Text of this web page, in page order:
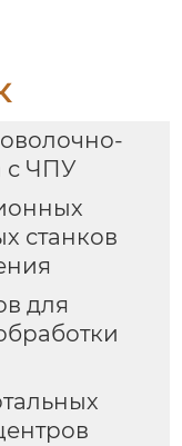
с ЧПУ
станков
для